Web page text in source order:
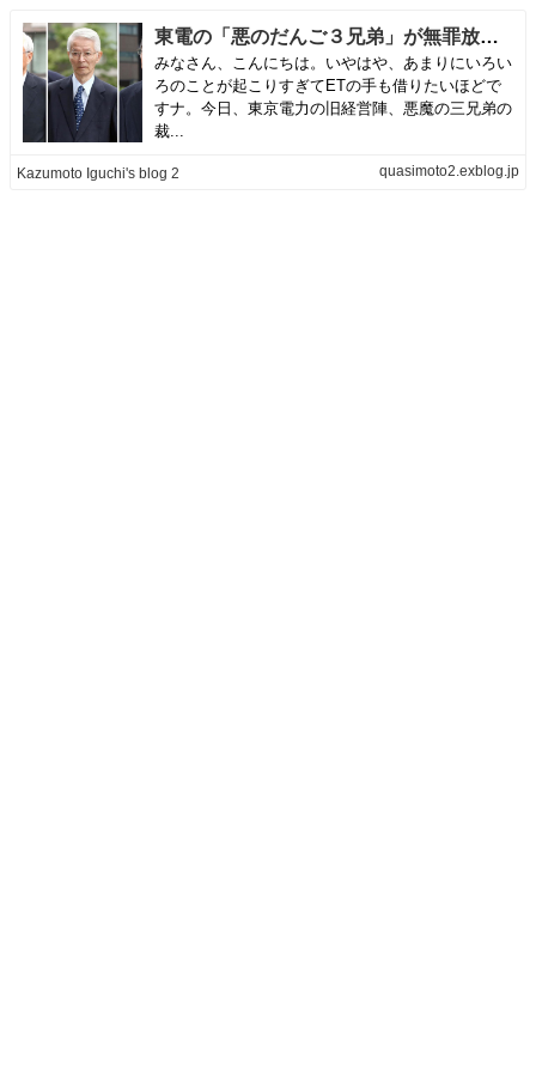
東電の「悪のだんご３兄弟」が無罪放免！：悪魔主義メーソン一家の報復を恐れた永渕健一裁判長！？根性なしだナ！ | Kazumoto Iguchi's blog 2
みなさん、こんにちは。いやはや、あまりにいろい
ろのことが起こりすぎてETの手も借りたいほどで
すナ。今日、東京電力の旧経営陣、悪魔の三兄弟の
裁...
Kazumoto Iguchi's blog 2 quasimoto2.exblog.jp